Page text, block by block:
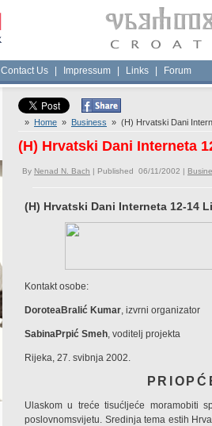
Contact Us Impressum Links Forum
» Home » Business » (H) Hrvatski Dani
(H) Hrvatski Dani Interneta
By Nenad N. Bach | Published 06/11/2002 |
(H) Hrvatski Dani Interneta 12-14
Kontakt osobe:
DoroteaBralić Kumar, izvrni organizator
SabinaPrpić Smeh, voditelj projekta
Rijeka, 27. svibnja 2002.
Ulaskom u treće tisućljeće moramobiti
poslovnomsvijetu. Sredinja tema estih